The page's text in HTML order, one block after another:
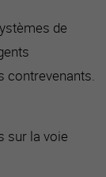
de
contrevenants.
sur la voie